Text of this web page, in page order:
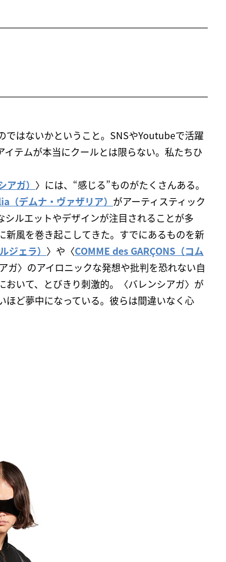
ではないかということ。SNSやYoutubeで活躍
テムが本当にクールとは限らない。私たちひ
アガ） 〉には、“感じる”ものがたくさんある。
（デムナ・ヴァザリア） がアーティスティック
ルエットやデザインが注目されることが多
風を巻き起こしてきた。すでにあるものを新
ェラ） 〉や〈COMME des GARÇONS（コム
ガ〉のアイロニックな発想や批判を恐れない自
いて、とびきり刺激的。〈バレンシアガ〉が
ど夢中になっている。彼らは間違いなく心